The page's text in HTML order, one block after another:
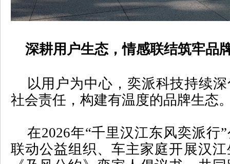
深耕用户生态，情感联结筑牢品
以用户为中心，奕派科技持续深
社会责任，构建有温度的品牌生态
在2026年“千里汉江东风奕派行”
联动公益组织、车主家庭开展汉